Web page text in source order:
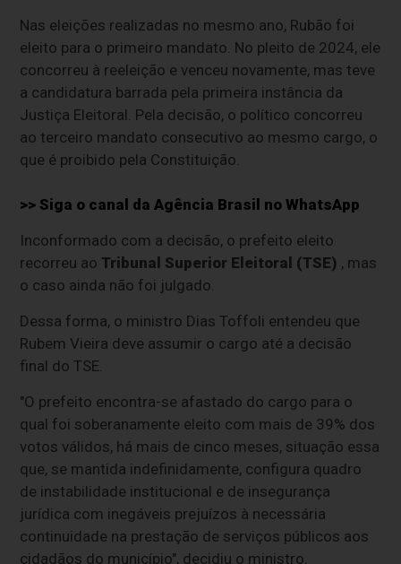
Nas eleições realizadas no mesmo ano, Rubão foi
eleito para o primeiro mandato. No pleito de 2024, ele
concorreu à reeleição e venceu novamente, mas teve
a candidatura barrada pela primeira instância da
Justiça Eleitoral. Pela decisão, o político concorreu
ao terceiro mandato consecutivo ao mesmo cargo, o
que é proibido pela Constituição.
>> Siga o canal daAgência Brasil no WhatsApp
Inconformado com a decisão, o prefeito eleito
recorreu ao Tribunal Superior Eleitoral (TSE) , mas
o caso ainda não foi julgado.
Dessa forma, o ministro Dias Toffoli entendeu que
Rubem Vieira deve assumir o cargo até a decisão
final do TSE.
"O prefeito encontra-se afastado do cargo para o
qual foi soberanamente eleito com mais de 39% dos
votos válidos, há mais de cinco meses, situação essa
que, se mantida indefinidamente, configura quadro
de instabilidade institucional e de insegurança
jurídica com inegáveis prejuízos à necessária
continuidade na prestação de serviços públicos aos
cidadãos do município", decidiu o ministro.